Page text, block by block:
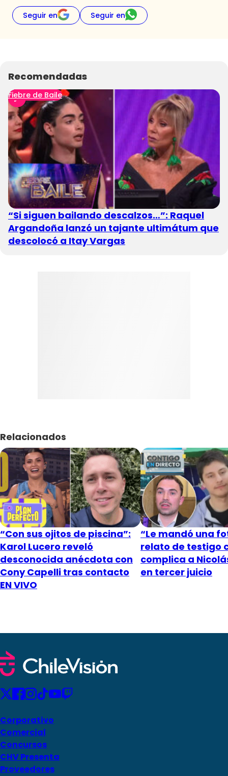
Seguir en Seguir en
Recomendadas
Fiebre de Baile
“Si siguen bailando descalzos…”: Raquel
Argandoña lanzó un tajante ultimátum que
descolocó a Itay Vargas
Relacionados
“Con sus ojitos de piscina”:
Karol Lucero reveló
desconocida anécdota con
Cony Capelli tras contacto
EN VIVO
“Le mandó una
relato de testigo
complica a
en tercer juicio
Corporativo
Comercial
Concursos
CHV Presenta
Proveedores